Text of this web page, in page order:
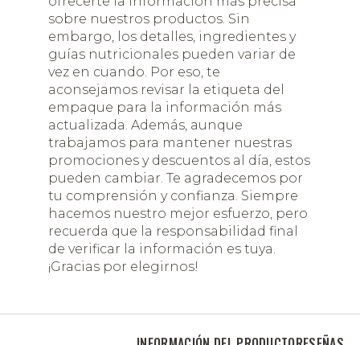
sobre nuestros productos. Sin
embargo, los detalles, ingredientes y
guías nutricionales pueden variar de
vez en cuando. Por eso, te
aconsejamos revisar la etiqueta del
empaque para la información más
actualizada. Además, aunque
trabajamos para mantener nuestras
promociones y descuentos al día, estos
pueden cambiar. Te agradecemos por
tu comprensión y confianza. Siempre
hacemos nuestro mejor esfuerzo, pero
recuerda que la responsabilidad final
de verificar la información es tuya.
¡Gracias por elegirnos!